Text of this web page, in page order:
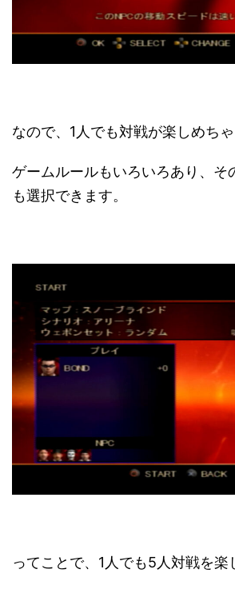
なので、1人でも対戦が楽しめち
ゲームルールもいろいろあり、そ
も選択できます。
ってことで、1人でも5人対戦を楽